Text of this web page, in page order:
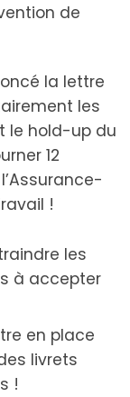
de
la lettre
les
le hold-up du
12
!
les
à accepter
en place
livrets
!